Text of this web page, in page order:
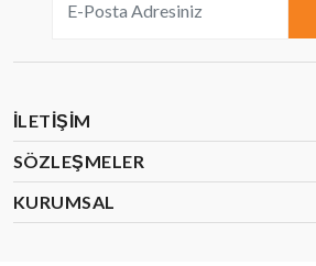
İLETIŞIM
SÖZLEŞMELER
KURUMSAL